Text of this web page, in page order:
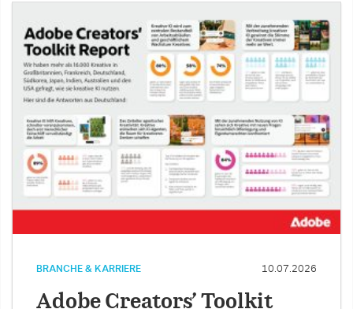
BRANCHE & KARRIERE 10.07.2026
Adobe Creators’ Toolkit